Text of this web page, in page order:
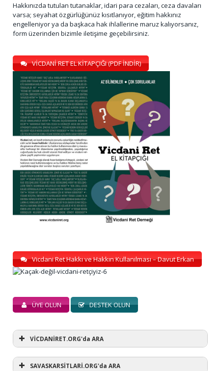
Hakkınızda tutulan tutanaklar, idari para cezaları, ceza davaları
varsa; seyahat özgürlüğünüz kısıtlanıyor, eğitim hakkınız
engelleniyor ya da başkaca hak ihlallerine maruz kalıyorsanız,
form üzerinden bizimle iletişime geçebilirsiniz.
VİCDANİ RET EL KİTAPÇIĞI (PDF İNDİR)
Vicdani Ret Hakkı ve Hakkın Kullanılması – Davut Erkan
ÜYE OLUN DESTEK OLUN
VİCDANİRET.ORG'da ARA
SAVASKARSİTLARİ.ORG'da ARA